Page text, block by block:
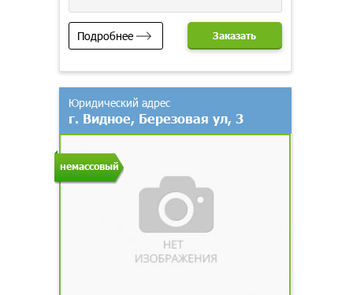
Подробнее Заказать
немассовый
Юридический адрес
г. Видное, Березовая ул, 3